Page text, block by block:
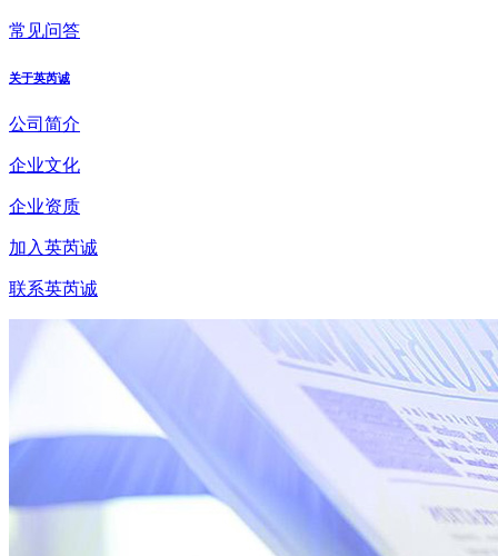
常见问答
关于英芮诚
公司简介
企业文化
企业资质
加入英芮诚
联系英芮诚